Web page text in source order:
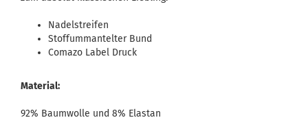
Nadelstreifen
Stoffummantelter Bund
Comazo Label Druck
Material:
92% Baumwolle und 8% Elastan